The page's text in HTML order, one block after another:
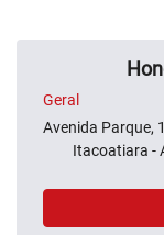
Geral
Avenida Parque,
Itacoatiara -